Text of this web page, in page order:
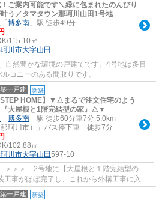
ご案内可能です＼緑に包まれたのんびり
う／タマタウン那珂川山田1号地
「 博多南 」駅 徒歩49分
115.10㎡
川市大字山田
自然豊かな環境の戸建てです。4号地は多目
コニーのある間取りです。
一戸建 新築
STEP HOME】▼△まるで注文住宅のよう
大屋根と1階完結型の家』△▼
「 博多南 」駅 徒歩60分車7分 5.0km
那珂川市）」バス停下車 徒歩7分
102.88㎡
川市大字山田597-10
＞＞＞ 2号地に【大屋根と１階完結型の
た将来にわたって...
一戸建 新築